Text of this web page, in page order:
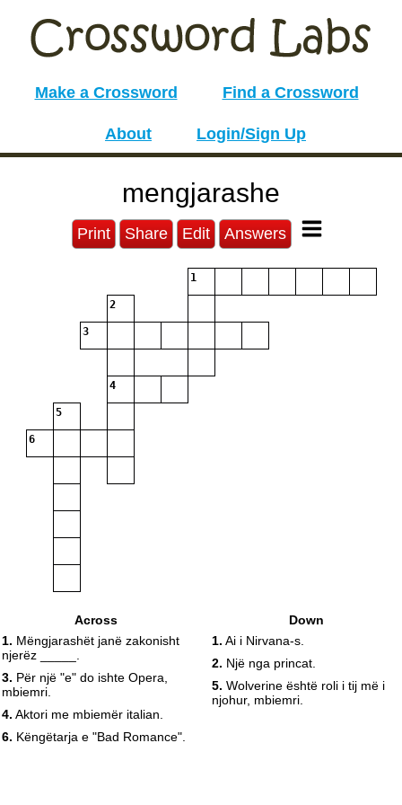
Make a Crossword Find a Crossword
About Login/Sign Up
mengjarashe
Print Share Edit Answers
1
2
3
4
5
6
Across
1. Mëngjarashët janë zakonisht
njerëz _____.
3. Për një "e" do ishte Opera,
mbiemri.
4. Aktori me mbiemër italian.
6. Këngëtarja e "Bad Romance".
Down
1. Ai i Nirvana-s.
2. Një nga princat.
5. Wolverine është roli i tij më i
njohur, mbiemri.